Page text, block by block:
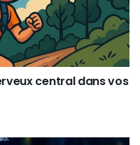
central dans vos